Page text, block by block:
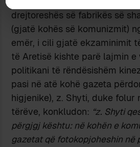
drejtoreshës së fabrikës së
(gjatë kohës së komunizmit)
emër, i cili gjatë ekzaminimit
të Aretisë kishte parë lajmin e
politikani të rëndësishëm
pasi në atë kohë gazeta
higjenike), z. Shyti, duke folur
tërëve, konkludon: “z. Shyti
përgjgj kështu: në kohën e
gazetat që fotokopjoheshin në